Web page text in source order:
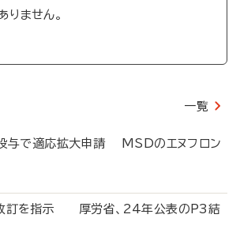
りません。
一覧
与で適応拡大申請 MSDのエヌフロン
改訂を指示 厚労省、24年公表のP3結